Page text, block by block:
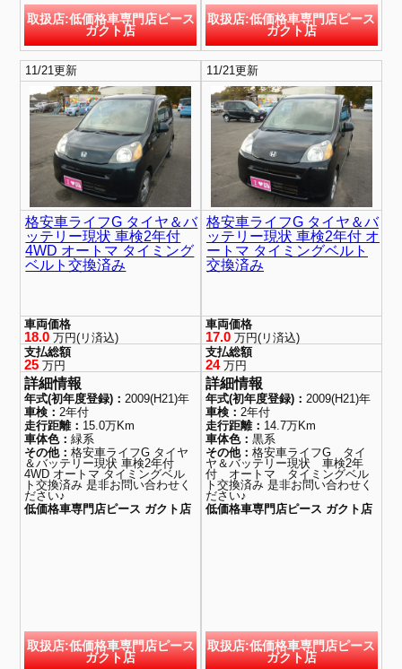
取扱店:低価格車専門店ピース
ガクト店
取扱店:低価格車専門店ピース
ガクト店
11/21更新
格安車ライフG タイヤ＆バ
ッテリー現状 車検2年付
4WD オートマ タイミング
ベルト交換済み
車両価格
18.0 万円(リ済込)
支払総額
25 万円
詳細情報
年式(初年度登録)： 2009(H21)年
車検： 2年付
走行距離： 15.0万Km
車体色：緑系
その他：格安車ライフG タイヤ
＆バッテリー現状 車検2年付
4WD オートマ タイミングベル
ト交換済み 是非お問い合わせく
ださい♪
低価格車専門店ピース ガクト店
取扱店:低価格車専門店ピース
ガクト店
11/21更新
格安車ライフG タイヤ＆バ
ッテリー現状 車検2年付 オ
ートマ タイミングベルト
交換済み
車両価格
17.0万円(リ済込)
支払総額
24万円
詳細情報
年式(初年度登録)： 2009(H21)年
車検： 2年付
走行距離： 14.7万Km
車体色： 黒系
その他： 格安車ライフG タイ
ヤ＆バッテリー現状 車検2年
付 オートマ タイミングベル
ト交換済み 是非お問い合わせく
ださい♪
低価格車専門店ピース ガクト店
取扱店:低価格車専門店ピース
ガクト店